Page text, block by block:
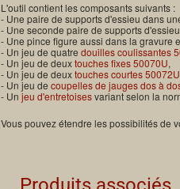
L'outil contient les composants suivants :
- Une paire de supports d'essieu dans
- Une seconde paire de supports
- Une pince figure aussi dans la gravure
- Un jeu de quatre douilles coulissantes
- Un jeu de deuxtouches fixes 50070U,
- Un jeu de deuxtouches courtes 50072U
- Un jeu de coupelles de jauges dos à
- Unjeu d'entretoisesvariant selon la
Vous pouvez étendre les possibilités de